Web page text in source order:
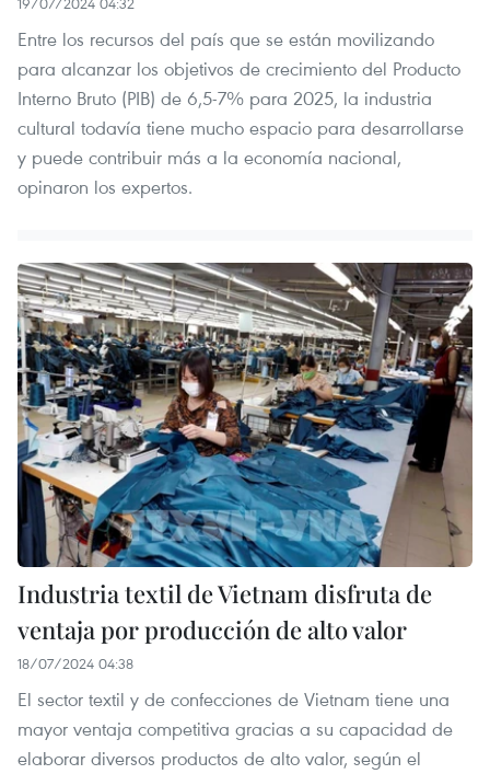
Entre los recursos del país que se están movilizando
para alcanzar los objetivos de crecimiento del Producto
Interno Bruto (PIB) de 6,5-7% para 2025, la industria
cultural todavía tiene mucho espacio para desarrollarse
y puede contribuir más a la economía nacional,
opinaron los expertos.
Industria textil de Vietnam disfruta de
ventaja por producción de alto valor
18/07/2024 04:38
El sector textil y de confecciones de Vietnam tiene una
mayor ventaja competitiva gracias a su capacidad de
elaborar diversos productos de alto valor, según el